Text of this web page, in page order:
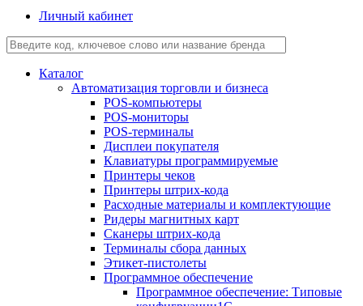
Личный кабинет
Каталог
Автоматизация торговли и бизнеса
POS-компьютеры
POS-мониторы
POS-терминалы
Дисплеи покупателя
Клавиатуры программируемые
Принтеры чеков
Принтеры штрих-кода
Расходные материалы и комплектующие
Ридеры магнитных карт
Сканеры штрих-кода
Терминалы сбора данных
Этикет-пистолеты
Программное обеспечение
Программное обеспечение: Типовые